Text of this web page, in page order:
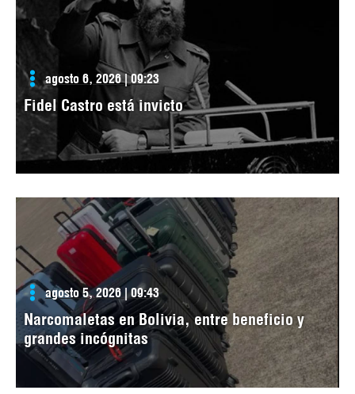
agosto 6, 2026 | 09:23
Fidel Castro está invicto
agosto 5, 2026 | 09:43
Narcomaletas en Bolivia, entre beneficio y
grandes incógnitas